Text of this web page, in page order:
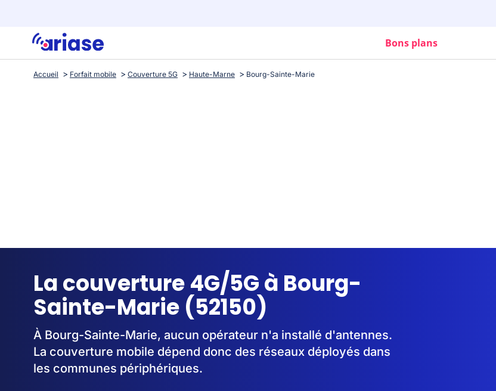
Bons plans
Accueil Forfait mobile Couverture 5G Haute-Marne Bourg-Sainte-Marie
La couverture 4G/5G à Bourg-
Sainte-Marie (52150)
À Bourg-Sainte-Marie, aucun opérateur n'a installé d'antennes.
La couverture mobile dépend donc des réseaux déployés dans
les communes périphériques.